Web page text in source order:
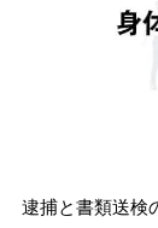
刑事事
接見・
逮捕と書類送検